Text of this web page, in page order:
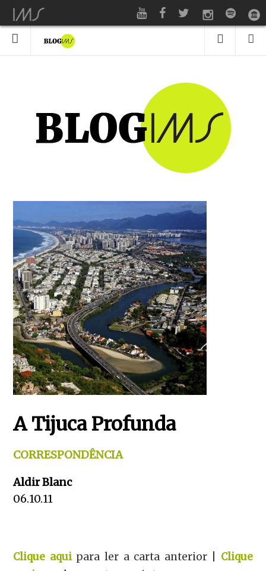
A Tijuca Profunda
CORRESPONDÊNCIA
Aldir Blanc
06.10.11
Clique aquipara ler a carta anterior | Clique